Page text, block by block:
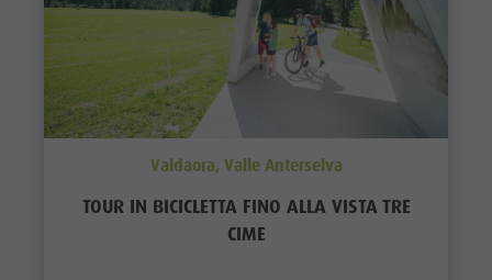
Valdaora, Valle Anterselva
TOUR IN BICICLETTA FINO ALLA VISTA TRE
CIME